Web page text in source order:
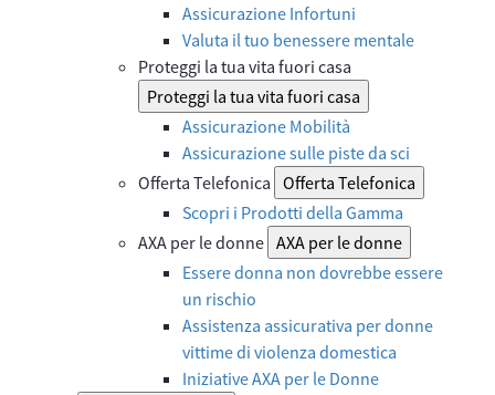
Assicurazione Infortuni
Valuta il tuo benessere mentale
Proteggi la tua vita fuori casa
Proteggi la tua vita fuori casa
Assicurazione Mobilità
Assicurazione sulle piste da sci
Offerta Telefonica Offerta Telefonica
Scopri i Prodotti della Gamma
AXA per le donne AXA per le donne
Essere donna non dovrebbe essere
un rischio
Assistenza assicurativa per donne
vittime di violenza domestica
Iniziative AXA per le Donne